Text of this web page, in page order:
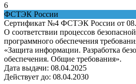
6
ФСТЭК России
Сертификат №4 ФСТЭК России от
О соответствии процессов
программного обеспечения
«Защита информации. Разработка
обеспечения. Общие требования».
Дата выдачи: 08.04.2025
Действует до: 08.04.2030